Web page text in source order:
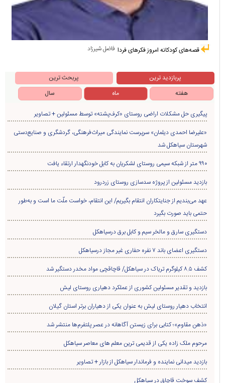
فاضل شیرزاد قصه‌های کودکانه امروز فکرهای فردا
پربازدید ترین
پربحث ترین
هفته
ماه سال
پیگیری حل مشکلات اراضی روستای «کرف‌پشته» توسط مسئولین + تصاویر
«علیرضا احمدی دیلمان» سرپرست نمایندگی میراث‌فرهنگی، گردشگری و صنایع‌دستی
شهرستان سیاهکل شد
۹۹۰ متر از شبکه سیمی روستای لشکریان به کابل خودنگهدار ارتقاء یافت
بازدید مسئولین از پروژه سدسازی روستای زردرود
عهد می‌بندیم از جنایتکاران انتقام بگیریم/ این انتقام، خواست ملّت ما است و به‌طور
حتمی باید صورت بگیرد
دستگیری سارق و مالخر سیم و کابل برق درسیاهکل
دستگیری اعضای باند ۷ نفره حفاری غير مجاز درسیاهکل
کشف ۸.۵ کیلوگرم تریاک در سیاهکل/ قاچاقچی مواد مخدر دستگیر شد
بازدید و تقدیر مسئولین کشوری از عملکرد دهیاری روستای لیش
انتخاب دهیار روستای لیش به عنوان یکی از دهیاران برتر استان گیلان
«ذهن مقاوم»؛ کتابی برای زیستن آگاهانه در عصر پلتفرم‌ها منتشر شد
مرحوم ملک زاده یکی از قدیمی ترین معلم های معاصر سیاهکل
بازدید میدانی نماینده و فرماندار سیاهکل از بازار + تصاویر
کشف سوخت قاچاق در سياهکل